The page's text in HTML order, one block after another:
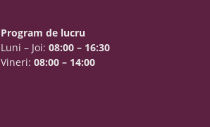
Program de lucru
Luni – Joi:08:00 – 16:30
Vineri:08:00 – 14:00